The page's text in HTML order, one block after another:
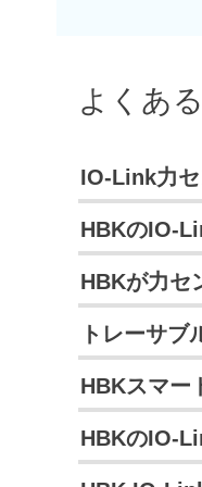
よくあ
IO-Link力セ
IO-Linkアンプ
スの信頼性も
線形化
調整可能な
2つのリミッ
デジタルスイ
センサヘル
統計関数（
HBKのIO-
IO-Link搭載の
す。当社のセ
HBKは、IO-
な力信号でも
重要な点は2つ
アンプモジ
ことです。IO-
HBKが力セ
IO-Linkは、あ
を抑えた運用
HBKセンサな
ステムで使用
センサとIO-
優れています
トレーサブ
はい、可能で
格の要件も、
HBKの校正ラ
ビリティに関
HBKスマー
コスト削減、
多くの場合、
HBKのIO-
HBKのスマー